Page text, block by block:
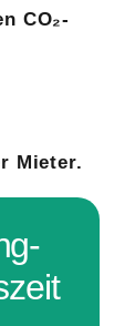
CO₂-
Mieter.